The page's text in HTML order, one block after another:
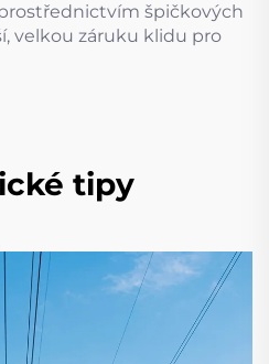
špičkových
velkou záruku klidu pro
tipy